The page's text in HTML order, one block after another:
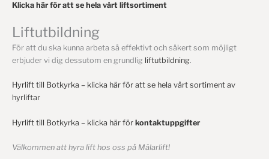
Klicka här för att se hela vårt liftsortiment
Liftutbildning
För att du ska kunna arbeta så effektivt och säkert som möjligt
erbjuder vi dig dessutom en grundlig liftutbildning.
Hyrlift till Botkyrka – klicka här för att se hela vårt sortiment av
hyrliftar
Hyrlift till Botkyrka – klicka här för kontaktuppgifter
Välkommen att hyra lift hos oss på Mälarlift!